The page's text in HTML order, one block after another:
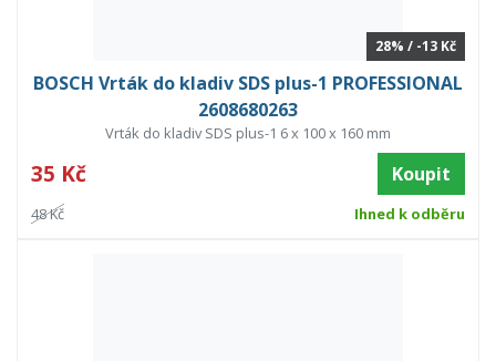
28% / -13 Kč
BOSCH Vrták do kladiv SDS plus-1 PROFESSIONAL
2608680263
Vrták do kladiv SDS plus-1 6 x 100 x 160 mm
35 Kč Koupit
48 Kč Ihned k odběru